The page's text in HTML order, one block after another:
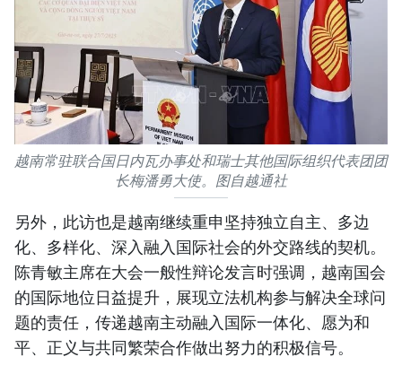
越南常驻联合国日内瓦办事处和瑞士其他国际组织代表团团
长梅潘勇大使。图自越通社
另外，此访也是越南继续重申坚持独立自主、多边
化、多样化、深入融入国际社会的外交路线的契机。
陈青敏主席在大会一般性辩论发言时强调，越南国会
的国际地位日益提升，展现立法机构参与解决全球问
题的责任，传递越南主动融入国际一体化、愿为和
平、正义与共同繁荣合作做出努力的积极信号。